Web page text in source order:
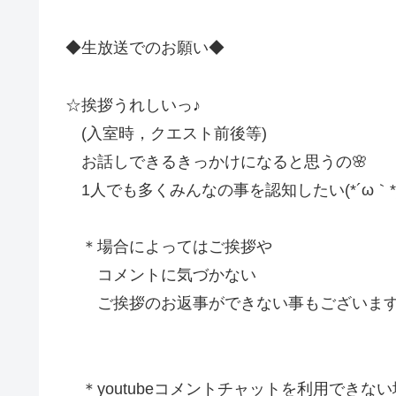
◆生放送でのお願い◆
☆挨拶うれしいっ♪
(入室時，クエスト前後等)
お話しできるきっかけになると思うの🌸
1人でも多くみんなの事を認知したい(*´ω｀
＊場合によってはご挨拶や
コメントに気づかない
ご挨拶のお返事ができない事もございます
＊youtubeコメントチャットを利用できない